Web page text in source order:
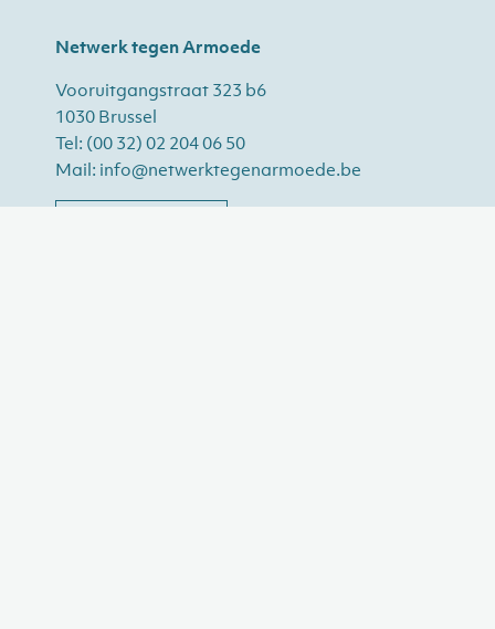
Netwerk tegen Armoede
Vooruitgangstraat 323 b6
1030 Brussel
Tel: (00 32) 02 204 06 50
Mail: info@netwerktegenarmoede.be